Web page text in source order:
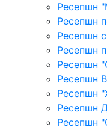
Ресепшн
Ресепшн
Ресепшн
Ресепшн
Ресепшн
Ресепшн
Ресепшн
Ресепшн
Ресепшн